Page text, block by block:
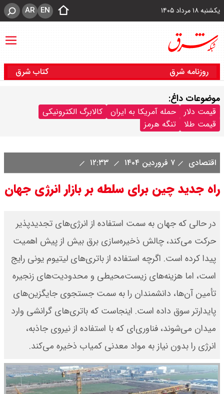
یکشنبه ۱۸ مرداد ۱۴۰۵ EN
AR
روزنامه شرق کتاب شرق
موضوعات داغ:
قیمت دلار حمله آمریکا به ایران
کالابرگ الکترونیکی
قیمت طلا
تنگه هرمز
اقتصادی ۷ فروردین ۱۴۰۴
راه جدید چین برای سلطه بر بازار انرژی جهان
در حالی که جهان به سمت استفاده از انرژی‌های تجدیدپذیر
حرکت می‌کند، چالش ذخیره‌سازی برق بیش از پیش اهمیت
پیدا کرده است. اگرچه استفاده از باتری‌های لیتیوم یونی رایج
است، اما هزینه‌های زیست‌محیطی و محدودیت‌های زنجیره
تأمین آن‌ها، دانشمندان را به سمت جستجوی جایگزین‌های
پایدارتر سوق داده است. اینجاست که باتری‌های گرانشی وارد
میدان می‌شوند، فناوری‌ای که با استفاده از نیروی جاذبه،
انرژی را بدون نیاز به مواد معدنی کمیاب ذخیره می‌کند.